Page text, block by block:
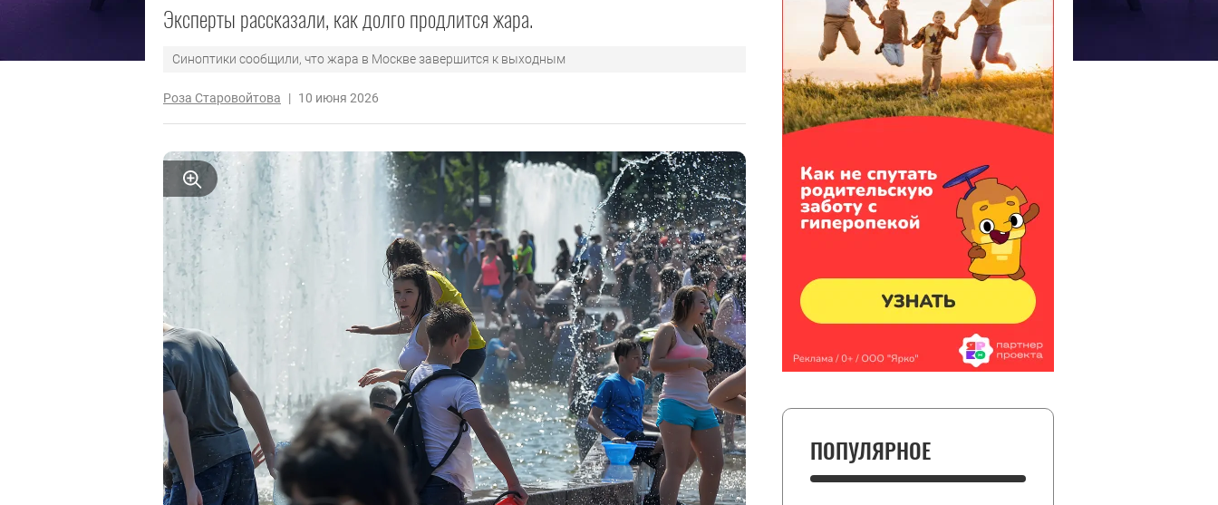
Эксперты рассказали, как долго продлится жара.
Синоптики сообщили, что жара в Москве завершится к выходным
Роза Старовойтова | 10 июня 2026
ПОПУЛЯРНОЕ